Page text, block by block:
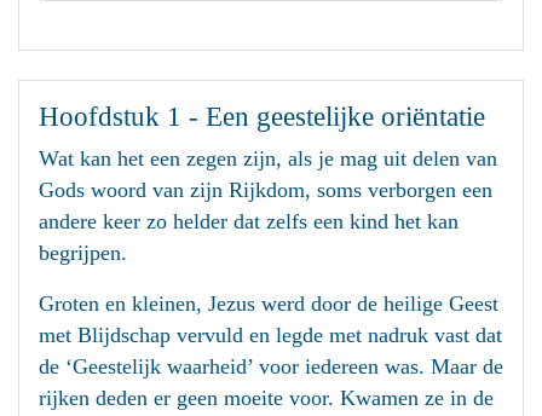
Hoofdstuk 1 - Een geestelijke oriëntatie
Wat kan het een zegen zijn, als je mag uit delen van
Gods woord van zijn Rijkdom, soms verborgen een
andere keer zo helder dat zelfs een kind het kan
begrijpen.
Groten en kleinen, Jezus werd door de heilige Geest
met Blijdschap vervuld en legde met nadruk vast dat
de ‘Geestelijk waarheid’ voor iedereen was. Maar de
rijken deden er geen moeite voor. Kwamen ze in de